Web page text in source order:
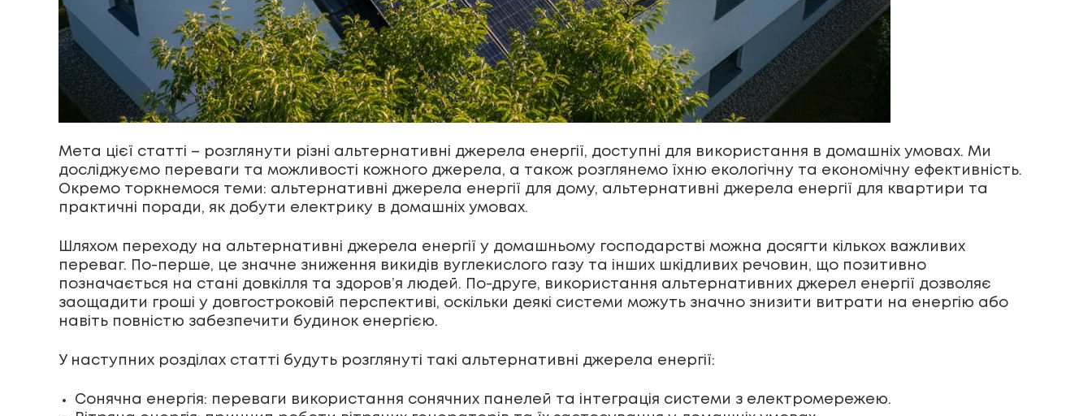
Мета цієї статті – розглянути різні альтернативні джерела енергії, доступні для використання в домашніх умовах. Ми
досліджуємо переваги та можливості кожного джерела, а також розглянемо їхню екологічну та економічну ефективність.
Окремо торкнемося теми: альтернативні джерела енергії для дому, альтернативні джерела енергії для квартири та
практичні поради, як добути електрику в домашніх умовах.
Шляхом переходу на альтернативні джерела енергії у домашньому господарстві можна досягти кількох важливих
переваг. По-перше, це значне зниження викидів вуглекислого газу та інших шкідливих речовин, що позитивно
позначається на стані довкілля та здоров’я людей. По-друге, використання альтернативних джерел енергії дозволяє
заощадити гроші у довгостроковій перспективі, оскільки деякі системи можуть значно знизити витрати на енергію або
навіть повністю забезпечити будинок енергією.
У наступних розділах статті будуть розглянуті такі альтернативні джерела енергії:
Сонячна енергія: переваги використання сонячних панелей та інтеграція системи з електромережею.